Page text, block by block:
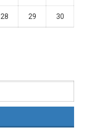
28 29 30